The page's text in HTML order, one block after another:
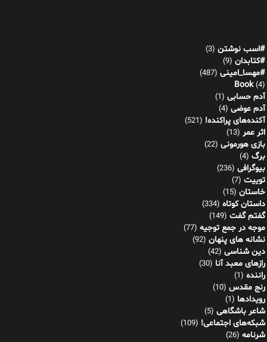
#اسب نوشتن (3)
#کتابدان (9)
#مهسا_امینی (487)
Book(4)
آدم حسابی (1)
آدم عوضی (4)
آکنده‌های پراکنده! (521)
اثر عمر (13)
بازی هورمونی (22)
برگ (4)
بیوگرافی (236)
توییت (7)
خاستان (15)
داستان کوتاه (334)
گفتم گفت (149)
موجه در جمع توجیه (77)
نشانه های پنهان (92)
دین شناسی (42)
رازهای معبد آنا (30)
راننده (1)
رنج مقدس (10)
رویدادها (1)
شاعر باشگاهی (5)
شبکه‌های اجتماعی! (109)
شرنامه (26)